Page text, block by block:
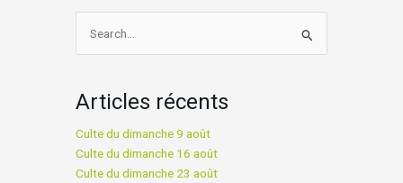
Rechercher :
Articles récents
Culte du dimanche 9 août
Culte du dimanche 16 août
Culte du dimanche 23 août